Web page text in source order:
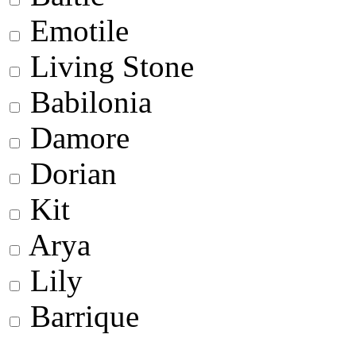
Emotile
Living Stone
Babilonia
Damore
Dorian
Kit
Arya
Lily
Barrique